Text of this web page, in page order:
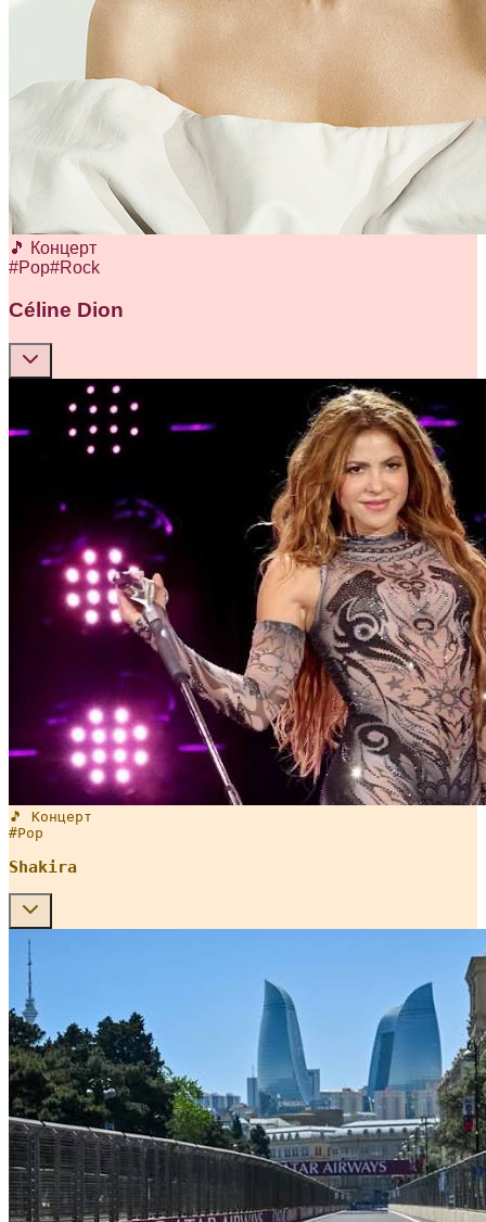
🎵 Концерт
#Pop#Rock
Céline Dion
🎵 Концерт
#Pop
Shakira